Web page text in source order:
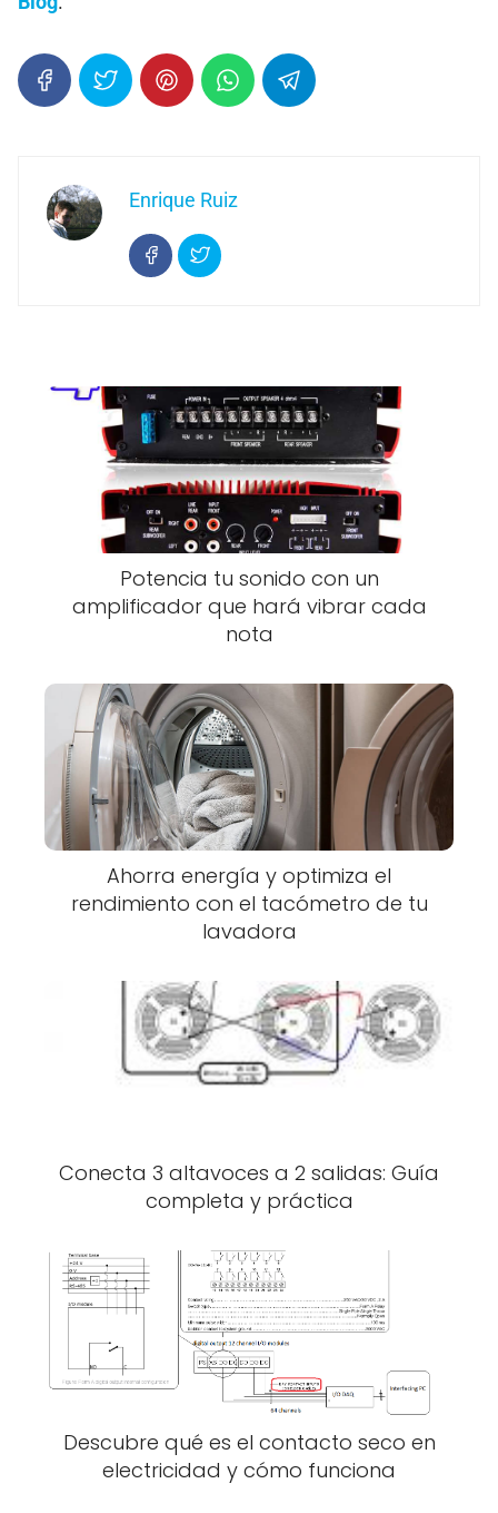
Enrique Ruiz
Potencia tu sonido con un
amplificador que hará vibrar cada
nota
Ahorra energía y optimiza el
rendimiento con el tacómetro de tu
lavadora
Conecta 3 altavoces a 2 salidas: Guía
completa y práctica
Descubre qué es el contacto seco en
electricidad y cómo funciona